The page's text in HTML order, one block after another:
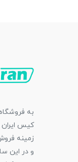
به
کیس
و در این